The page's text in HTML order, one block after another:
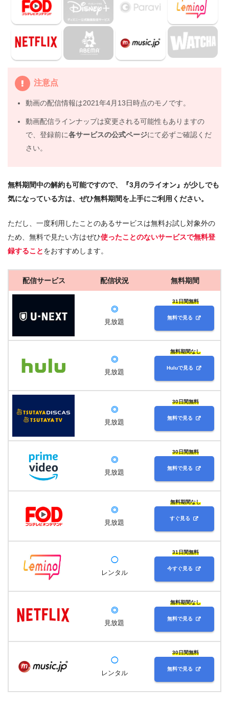
Pandoraではなく、配信サービスで安全に見よう
5.映画『3月のライオン』動画フル無料視聴まとめ
注意点
動画の配信情報は2021年4月13日時点のモノです。
動画配信ラインナップは変更される可能性もありますの
で、登録前に各サービスの公式ページにて必ずご確認くだ
さい。
無料期間中の解約も可能ですので、『3月のライオン』が少しでも
気になっている方は、ぜひ無料期間を上手にご利用ください。
ただし、一度利用したことのあるサービスは無料お試し対象外の
ため、無料で見たい方はぜひ使ったことのないサービスで無料登
録することをおすすめします。
配信サービス 配信状況 無料期間
◎
見放題
31日間無料
無料で見る
◎
見放題
無料期間なし
Huluで見る
◎
見放題
30日間無料
無料で見る
◎
見放題
30日間無料
無料で見る
◎
見放題
無料期間なし
すぐ見る
◯
レンタル
31日間無料
今すぐ見る
◎
見放題
無料期間なし
無料で見る
◯
レンタル
30日間無料
無料で見る